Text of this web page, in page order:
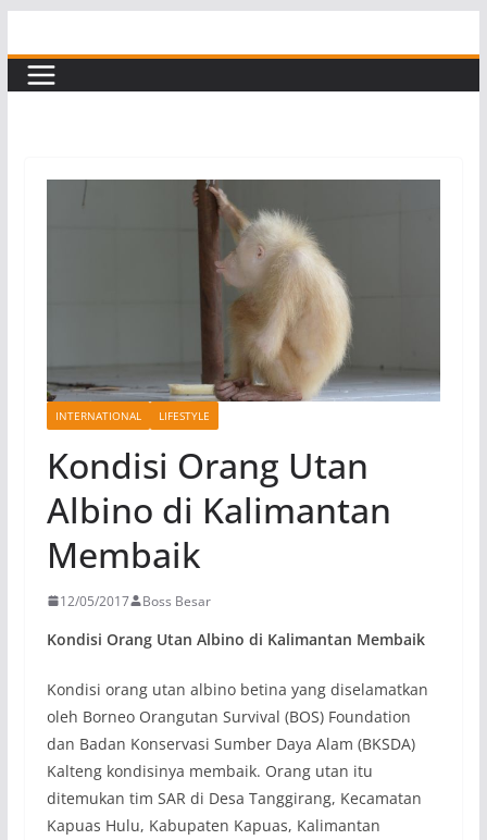
to
content
INTERNATIONAL LIFESTYLE
Kondisi Orang Utan
Albino di Kalimantan
Membaik
12/05/2017 Boss Besar
Kondisi Orang Utan Albino di Kalimantan Membaik
Kondisi orang utan albino betina yang diselamatkan
oleh Borneo Orangutan Survival (BOS) Foundation
dan Badan Konservasi Sumber Daya Alam (BKSDA)
Kalteng kondisinya membaik. Orang utan itu
ditemukan tim SAR di Desa Tanggirang, Kecamatan
Kapuas Hulu, Kabupaten Kapuas, Kalimantan